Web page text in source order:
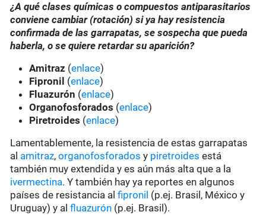
¿A qué clases químicas o compuestos antiparasitarios
conviene cambiar (rotación) si ya hay resistencia
confirmada de las garrapatas, se sospecha que pueda
haberla, o se quiere retardar su aparición?
Amitraz (enlace)
Fipronil (enlace)
Fluazurón (enlace)
Organofosforados (enlace)
Piretroides (enlace)
Lamentablemente, la resistencia de estas garrapatas
al amitraz,organofosforados y piretroides está
también muy extendida y es aún más alta que a la
ivermectina. Y también hay ya reportes en algunos
países de resistancia alfipronil (p.ej. Brasil, México y
Uruguay) y alfluazurón (p.ej. Brasil).